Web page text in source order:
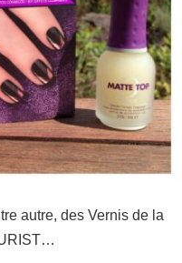
autre, des Vernis de la